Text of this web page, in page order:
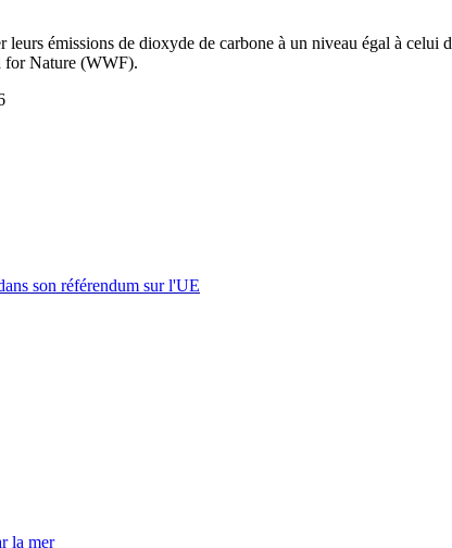
émissions de dioxyde de carbone à un niveau égal à celui
for Nature (WWF).
son référendum sur l'UE
la mer